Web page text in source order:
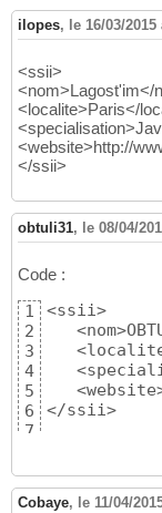
ilopes, le 16/03/2015
<ssii>
<nom>Lagost'im</
<localite>Paris</
<website>http://
</ssii>
obtuli31, le 08/04/
Code :
1
2
3
4
5
6
7
<ssii>
</ssii>
Cobaye, le 11/04/